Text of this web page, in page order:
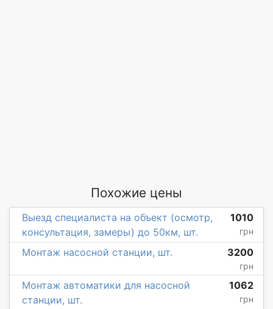
Похожие цены
Выезд специалиста на объект (осмотр,
консультация, замеры) до 50км, шт.
1010
грн
Монтаж насосной станции, шт. 3200
грн
Монтаж автоматики для насосной
станции, шт.
1062
грн